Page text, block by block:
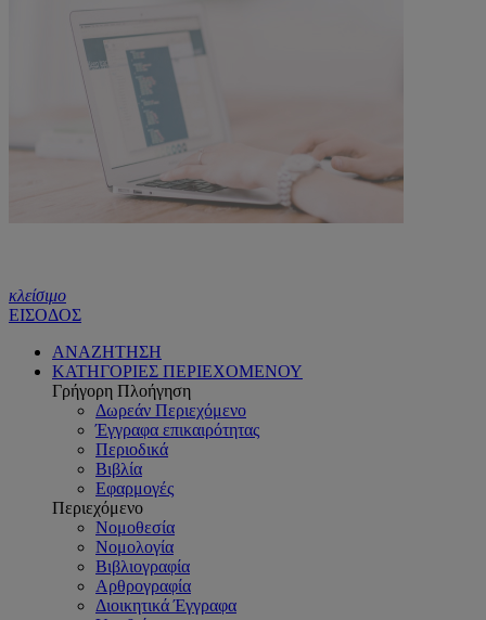
κλείσιμο
ΕΙΣΟΔΟΣ
ΑΝΑΖΗΤΗΣΗ
ΚΑΤΗΓΟΡΙΕΣ ΠΕΡΙΕΧΟΜΕΝΟΥ
Γρήγορη Πλοήγηση
Δωρεάν Περιεχόμενο
Έγγραφα επικαιρότητας
Περιοδικά
Βιβλία
Εφαρμογές
Περιεχόμενο
Νομοθεσία
Νομολογία
Βιβλιογραφία
Αρθρογραφία
Διοικητικά Έγγραφα